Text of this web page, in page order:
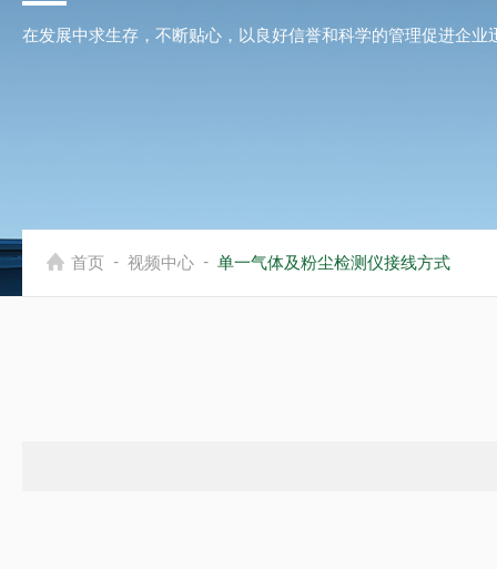
在发展中求生存，不断贴心，以良好信誉和科学的管理促进企业
首页 - 视频中心 - 单一气体及粉尘检测仪接线方式